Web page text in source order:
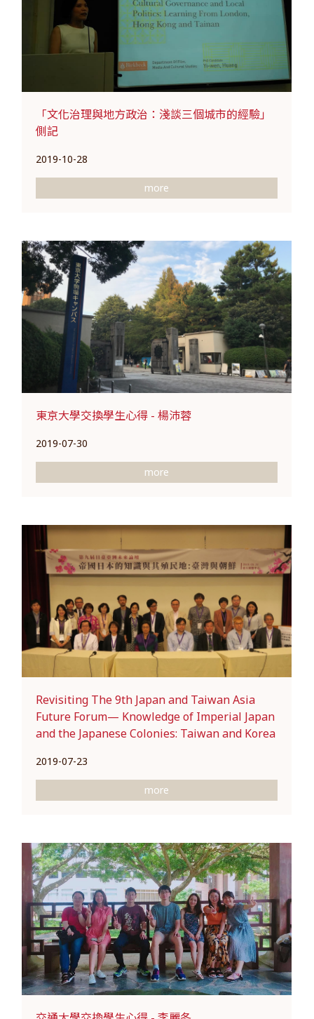
「文化治理與地方政治：淺談三個城市的經驗」
側記
2019-10-28
more
東京大學交換學生心得 - 楊沛蓉
2019-07-30
more
Revisiting The 9th Japan and Taiwan Asia
Future Forum— Knowledge of Imperial Japan
and the Japanese Colonies: Taiwan and Korea
2019-07-23
more